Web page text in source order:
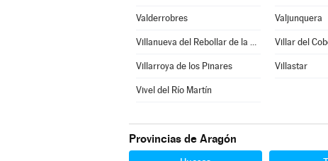
Valderrobres Valjunquera
Villanueva del Rebollar de la Sierra Villar del
Villarroya de los Pinares Villastar
Vivel del Río Martín
Provincias de Aragón